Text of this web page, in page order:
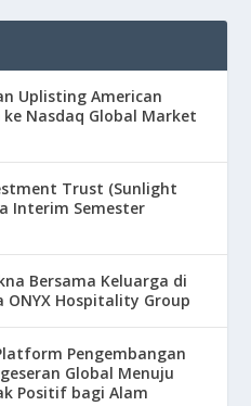
Uplisting American
ke Nasdaq Global Market
Trust (Sunlight
Interim Semester
Bersama Keluarga di
ONYX Hospitality Group
Pengembangan
Global Menuju
Positif bagi Alam